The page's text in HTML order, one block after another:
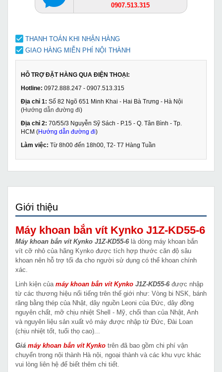
0907.513.315
THANH TOÁN KHI NHẬN HÀNG
GIAO HÀNG MIỄN PHÍ NỘI THÀNH
HỖ TRỢ ĐẶT HÀNG QUA ĐIỆN THOẠI:
Hotline: 0972.888.247 - 0907.513.315
Địa chỉ 1: Số 82 Ngõ 651 Minh Khai - Hai Bà Trưng - Hà Nội
(Hướng dẫn đường đi)
Địa chỉ 2: 70/55/3 Nguyễn Sỹ Sách - P.15 - Q. Tân Bình - Tp.
HCM (Hướng dẫn đường đi)
Làm việc: Từ 8h00 đến 18h00, T2- T7 Hàng Tuần
Giới thiệu
Máy khoan bắn vít Kynko J1Z-KD55-6
Máy khoan bắn vít Kynko J1Z-KD55-6 là dòng máy khoan bắn
vít cỡ nhỏ của hãng Kynko được tích hợp thước căn độ sâu
khoan nên hỗ trợ tối đa cho người sử dụng có thể khoan chính
xác.
Linh kiện của máy khoan bắn vít Kynko J1Z-KD55-6 được nhập
từ các thương hiệu nổi tiếng trên thế giới như: Vòng bi NSK, bánh
răng bằng thép của Nhật, dây nguồn Leoni của Đức, dây đồng
nguyên chất, mỡ chịu nhiệt Shell - Mỹ, chổi than của Nhật, Anh
và nguyên liệu sản xuất vỏ máy được nhập từ Đức, Đài Loan
(chịu nhiệt tốt, tuổi thọ cao)...
Giá máy khoan bắn vít Kynko trên đã bao gồm chi phí vận
chuyển trong nội thành Hà nội, ngoại thành và các khu vực khác
vui lòng liên hệ để biết thêm chi tiết.